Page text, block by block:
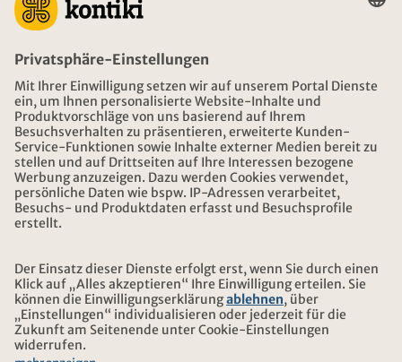
BERATUNG
NOTFALL AUF REISEN
ÖFFNUNGSZEITEN KONTIKI REISEN
DOWNLOAD UND LINKS
ADRESSE
ÜBER KONTIKI
ZERTIFIZIERUNG
UNSERE PARTNER